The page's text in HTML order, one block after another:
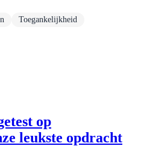
Toegankelijkheid
op
leukste opdracht